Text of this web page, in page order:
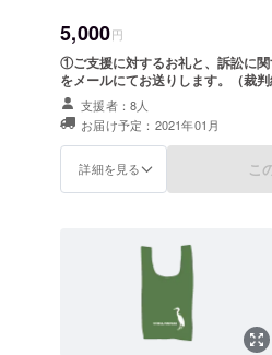
5,000円
①ご支援に対するお礼と、訴訟に
をメールにてお送りします。（裁判
支援者：8人
お届け予定：2021年01月
詳細を見る こ